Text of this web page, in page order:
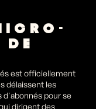
DE
est officiellement
délaissent les
pour se
dirigent des